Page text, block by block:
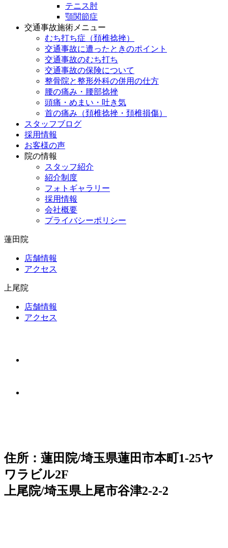
テニス肘
顎関節症
交通事故施術メニュー
むち打ち症（頚椎捻挫）
交通事故に遭ったときのポイント
交通事故のむち打ち
交通事故の保険について
整骨院と整形外科の併用の仕方
腰の痛み・腰部捻挫
頭痛・めまい・吐き気
首の痛み（頚椎捻挫・頚椎損傷）
スタッフブログ
採用情報
お客様の声
院の情報
スタッフ紹介
紹介制度
フォトギャラリー
採用情報
会社概要
プライバシーポリシー
蓮田院
店舗情報
アクセス
上尾院
店舗情報
アクセス
住所：蓮田院/埼玉県蓮田市本町1-25ヤ
ワラビル2F
上尾院/埼玉県上尾市谷津2-2-2